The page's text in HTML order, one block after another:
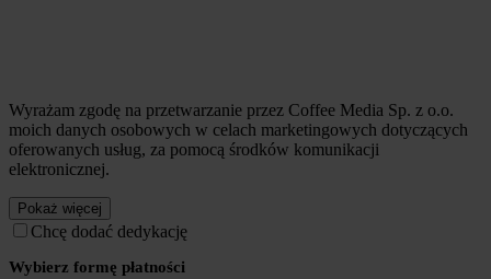
Wyrażam zgodę na przetwarzanie przez Coffee Media Sp. z o.o.
moich danych osobowych w celach marketingowych dotyczących
oferowanych usług, za pomocą środków komunikacji
elektronicznej.
Pokaż więcej
Chcę dodać dedykację
Wybierz formę płatności